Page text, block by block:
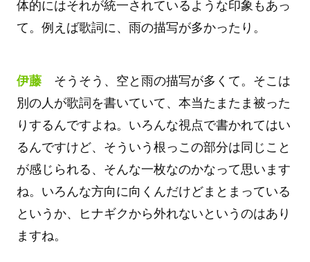
体的にはそれが統一されているような印象もあっ
て。例えば歌詞に、雨の描写が多かったり。
伊藤そうそう、空と雨の描写が多くて。そこは
別の人が歌詞を書いていて、本当たまたま被った
りするんですよね。いろんな視点で書かれてはい
るんですけど、そういう根っこの部分は同じこと
が感じられる、そんな一枚なのかなって思います
ね。いろんな方向に向くんだけどまとまっている
というか、ヒナギクから外れないというのはあり
ますね。